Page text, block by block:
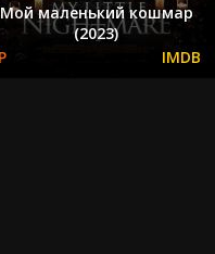
Мой маленький кошмар
(2023)